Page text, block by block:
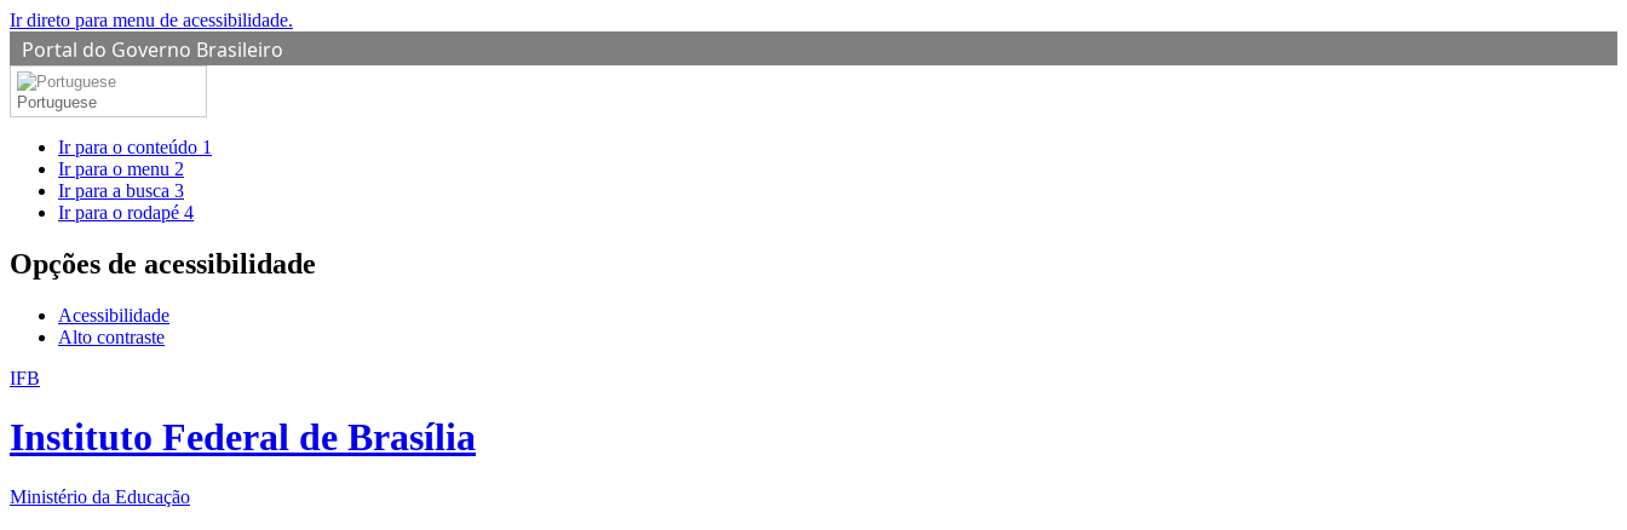
Ir direto para menu de acessibilidade.
Portal do Governo Brasileiro
Portuguese
Ir para o conteúdo 1
Ir para o menu 2
Ir para a busca 3
Ir para o rodapé 4
Opções de acessibilidade
Acessibilidade
Alto contraste
IFB
Instituto Federal de Brasília
Ministério da Educação